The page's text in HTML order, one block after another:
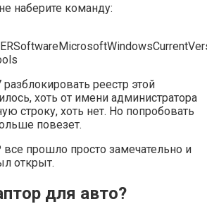
наберите команду:
реестр этой
хоть от имени администратора
строку, хоть нет. Но попробовать
повезет.
прошло просто замечательно и
открыт.
для авто?